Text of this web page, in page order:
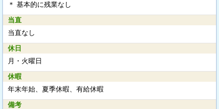
＊ 基本的に残業なし
当直
当直なし
休日
月・火曜日
休暇
年末年始、夏季休暇、有給休暇
備考